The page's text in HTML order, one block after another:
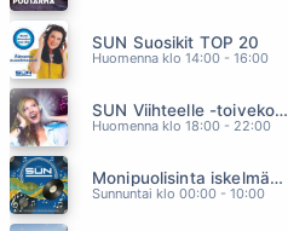
SUN Suosikit TOP 20
Huomenna klo 14:00 - 16:00
SUN Viihteelle -toivekonsertti
Huomenna klo 18:00 - 22:00
Monipuolisinta iskelmää ja parasta poppia
Sunnuntai klo 00:00 - 10:00